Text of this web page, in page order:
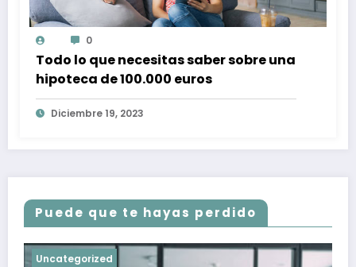
0
Todo lo que necesitas saber sobre una
hipoteca de 100.000 euros
Diciembre 19, 2023
Puede que te hayas perdido
Uncategorized